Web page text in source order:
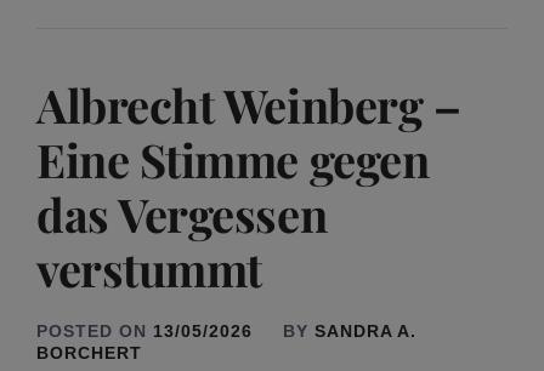
Albrecht Weinberg –
Eine Stimme gegen
das Vergessen
verstummt
POSTED ON 13/05/2026 BY SANDRA A.
BORCHERT